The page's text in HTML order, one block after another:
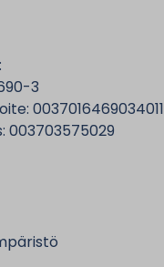
3
0037016469034011
003703575029